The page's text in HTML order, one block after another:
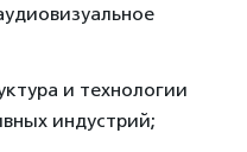
и технологии
индустрий;